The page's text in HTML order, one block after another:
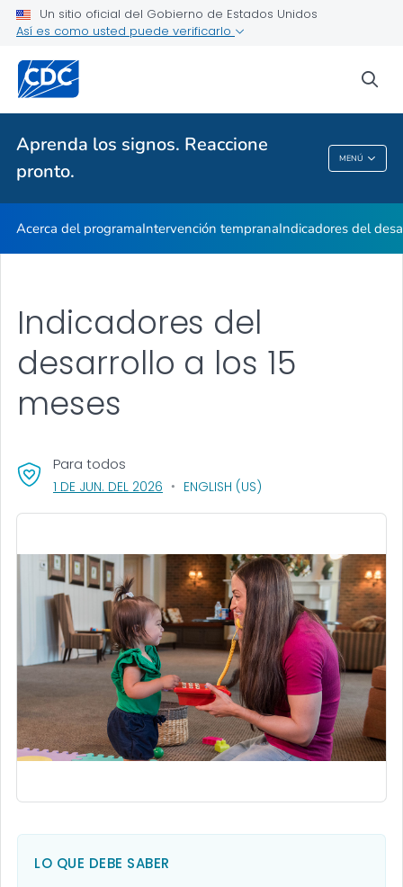
Un sitio oficial del Gobierno de Estados Unidos
Así es como usted puede verificarlo
Aprenda los signos. Reaccione
pronto.
MENÚ
Indicadores en acción
VER TODO
Aprenda Los Signos. Reaccione Pronto.
Acerca del programaIntervención tempranaIndicadores del
Indicadores del
desarrollo a los 15
meses
Para todos
1 DE JUN. DEL 2026 , VISIT LINK FOR DETAILS.
ENGLISH (US)
LO QUE DEBE SABER